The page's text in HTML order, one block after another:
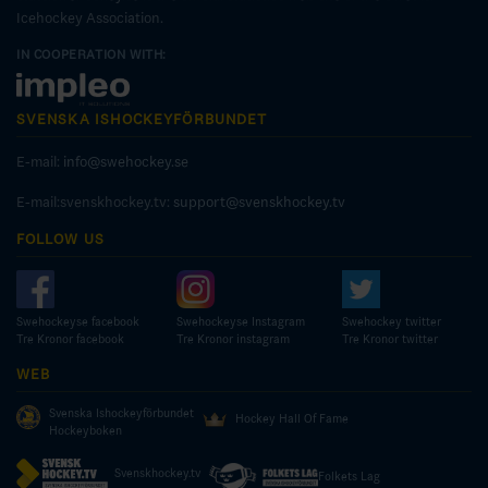
Icehockey Association.
IN COOPERATION WITH:
SVENSKA ISHOCKEYFÖRBUNDET
E-mail: info@swehockey.se
E-mail:svenskhockey.tv: support@svenskhockey.tv
FOLLOW US
Swehockeyse facebook
Tre Kronor facebook
Swehockeyse Instagram
Tre Kronor instagram
Swehockey twitter
Tre Kronor twitter
WEB
Svenska Ishockeyförbundet
Hockeyboken
Hockey Hall Of Fame
Svenskhockey.tv Folkets Lag